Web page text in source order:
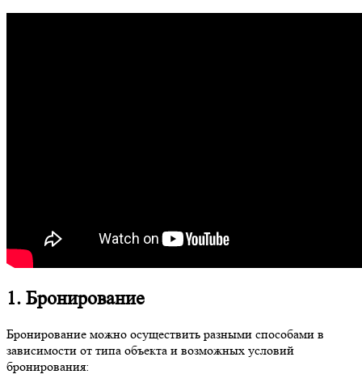
1. Бронирование
Бронирование можно осуществить разными способами в
зависимости от типа объекта и возможных условий
бронирования: